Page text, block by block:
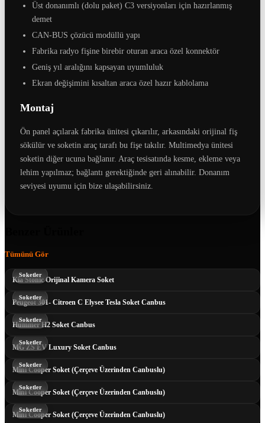
Üst donanımlı (dolu paket) C3 versiyonları için hazırlanmış
demet
CAN-BUS çözücü modüllü yapı
Fabrika radyo fişine birebir oturan araca özel konnektör
Geniş yıl aralığını kapsayan uyumluluk
Ekran değişimini kısaltan araca özel hazır kablolama
Montaj
Ön panel açılarak fabrika ünitesi çıkarılır, arkasındaki orijinal fiş
sökülür ve soketin araç tarafı bu fişe takılır. Multimedya ünitesi
soketin diğer ucuna bağlanır. Araç tesisatında kesme, ekleme veya
lehim yapılmaz; bağlantı gerektiğinde geri alınabilir. Donanım
seviyesi uyumu için bize ulaşabilirsiniz.
Tümünü Gör
Kia Stonic Orijinal Kamera Soket
Soketler
Peugeot 301- Citroen C Elysee Tesla Soket Canbus
Soketler
Hummer H2 Soket Canbus
Soketler
MG ZS EV Luxury Soket Canbus
Soketler
Mini Cooper Soket (Çerçeve Üzerinden Canbuslu)
Soketler
Mini Cooper Soket (Çerçeve Üzerinden Canbuslu)
Soketler
Mini Cooper Soket (Çerçeve Üzerinden Canbuslu)
Soketler